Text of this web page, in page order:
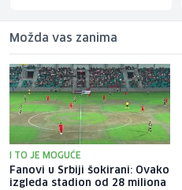
Možda vas zanima
I TO JE MOGUĆE
Fanovi u Srbiji šokirani: Ovako
izgleda stadion od 28 miliona